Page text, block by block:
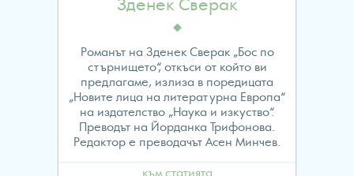
Зденек Сверак
Романът на Зденек Сверак „Бос по
стърнището“, откъси от който ви
предлагаме, излиза в поредицата
„Новите лица на литературна Европа“
на издателство „Наука и изкуство“.
Преводът на Йорданка Трифонова.
Редактор е преводачът Асен Минчев.
към статията